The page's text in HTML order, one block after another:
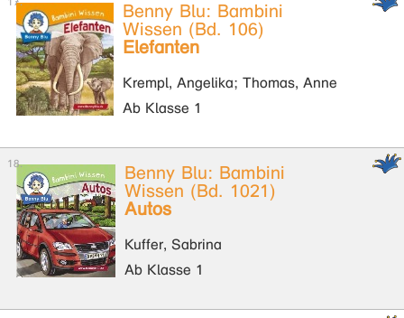
Benny Blu: Bambini
Wissen (Bd. 106)
Elefanten
Krempl, Angelika; Thomas, Anne
Ab Klasse 1
Benny Blu: Bambini
Wissen (Bd. 1021)
Autos
Kuffer, Sabrina
Ab Klasse 1